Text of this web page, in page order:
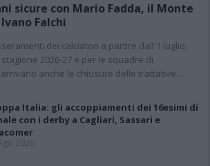
sicure con Mario Fadda, il Monte
Falchi
dei calciatori a partire dall'1 luglio,
2026-27 e per le squadre di
anche le chiusure delle trattative…
Italia: gli accoppiamenti dei 16esimi di
con i derby a Cagliari, Sassari e
2026